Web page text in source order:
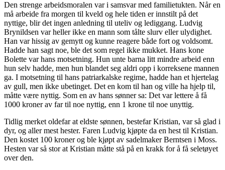
Den strenge arbeidsmoralen var i samsvar med familietukten. Når en
må arbeide fra morgen til kveld og hele tiden er innstilt på det
nyttige, blir det ingen anledning til uteliv og lediggang. Ludvig
Brynildsen var heller ikke en mann som tålte slurv eller ulydighet.
Han var hissig av gemytt og kunne reagere både fort og voldsomt.
Hadde han sagt noe, ble det som regel ikke mukket. Hans kone
Bolette var hans motsetning. Hun unte barna litt mindre arbeid enn
hun selv hadde, men hun blandet seg aldri opp i korreksene mannen
ga. I motsetning til hans patriarkalske regime, hadde han et hjertelag
av gull, men ikke ubetinget. Det en kom til han og ville ha hjelp til,
måtte være nyttig. Som en av hans sønner sa: Det var lettere å få
1000 kroner av far til noe nyttig, enn 1 krone til noe unyttig.
Tidlig merket oldefar at eldste sønnen, bestefar Kristian, var så glad i
dyr, og aller mest hester. Faren Ludvig kjøpte da en hest til Kristian.
Den kostet 100 kroner og ble kjøpt av sadelmaker Berntsen i Moss.
Hesten var så stor at Kristian måtte stå på en krakk for å få seletøyet
over den.